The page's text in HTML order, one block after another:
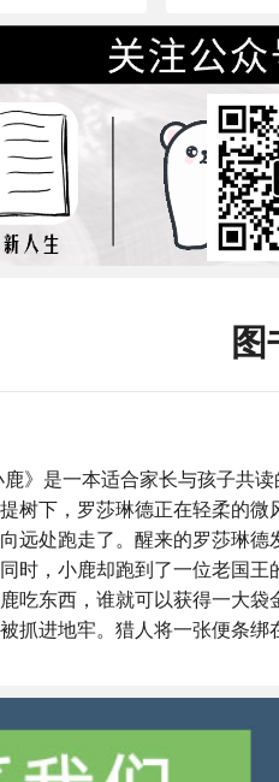
图
鹿》是一本适合家长与孩子
树下，罗莎琳德正在轻柔的
远处跑走了。醒来的罗莎琳
时，小鹿却跑到了一位老国
吃东西，谁就可以获得一大
抓进地牢。猎人将一张便条